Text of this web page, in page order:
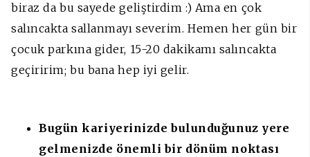
biraz da bu sayede geliştirdim :) Ama en çok
salıncakta sallanmayı severim. Hemen her gün bir
çocuk parkına gider, 15-20 dakikamı salıncakta
geçiririm; bu bana hep iyi gelir.
Bugün kariyerinizde bulunduğunuz yere
gelmenizde önemli bir dönüm noktası